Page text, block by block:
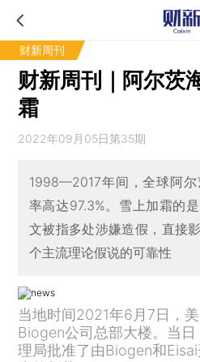
财新周刊
财新周刊｜阿尔茨
霜
2022年09月05日第35期
1998—2017年间，全球阿
率高达97.3%。雪上加霜的
文被指多处涉嫌造假，直接
个主流理论假说的可靠性
当地时间2021年6月7日，
Biogen公司总部大楼。当
理局批准了由Biogen和